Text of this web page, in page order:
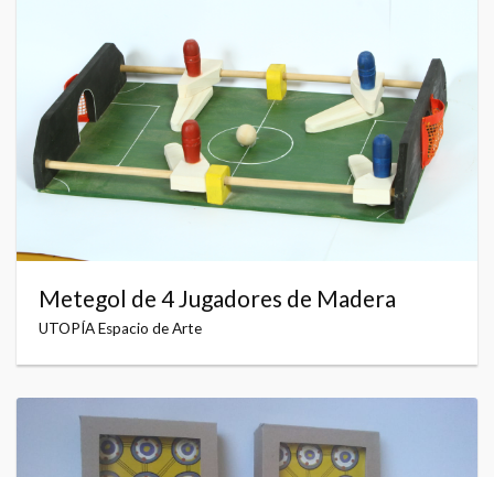
Metegol de 4 Jugadores de Madera
UTOPÍA Espacio de Arte